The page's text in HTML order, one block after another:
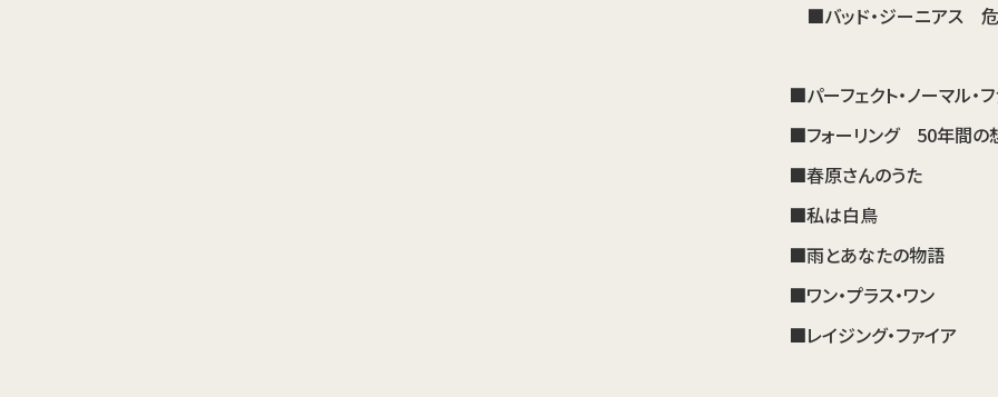
■バッド・ジーニアス
■パーフェクト・ノーマル・
■フォーリング 50年間の
■春原さんのうた
■私は白鳥
■雨とあなたの物語
■ワン・プラス・ワン
■レイジング・ファイア